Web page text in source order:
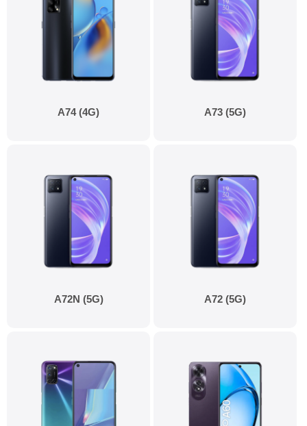
A74 (4G) A73 (5G)
A72N (5G) A72 (5G)